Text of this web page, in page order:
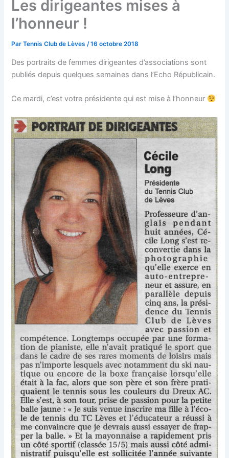
Les dirigeantes mises à
l’honneur !
ParTennis Club de Lèves/16 octobre 2018
Des portraits de femmes dirigeantes d’associations sont
publiés depuis quelques semaines dans l’Echo Républicain.
Ce mardi, c’est votre présidente qui est mise à l’honneur